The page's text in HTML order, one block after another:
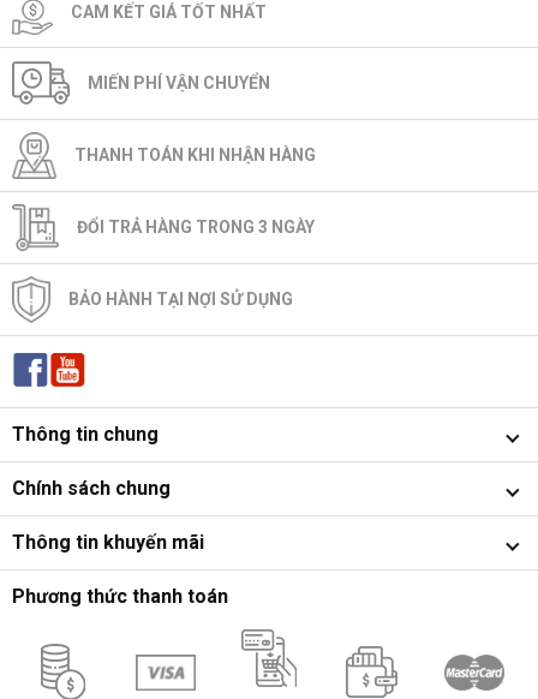
CAM KẾT GIÁ TỐT NHẤT
MIẾN PHÍ VẬN CHUYỂN
THANH TOÁN KHI NHẬN HÀNG
ĐỔI TRẢ HÀNG TRONG 3 NGÀY
BẢO HÀNH TẠI NỢI SỬ DỤNG
Thông tin chung
Chính sách chung
Thông tin khuyến mãi
Phương thức thanh toán